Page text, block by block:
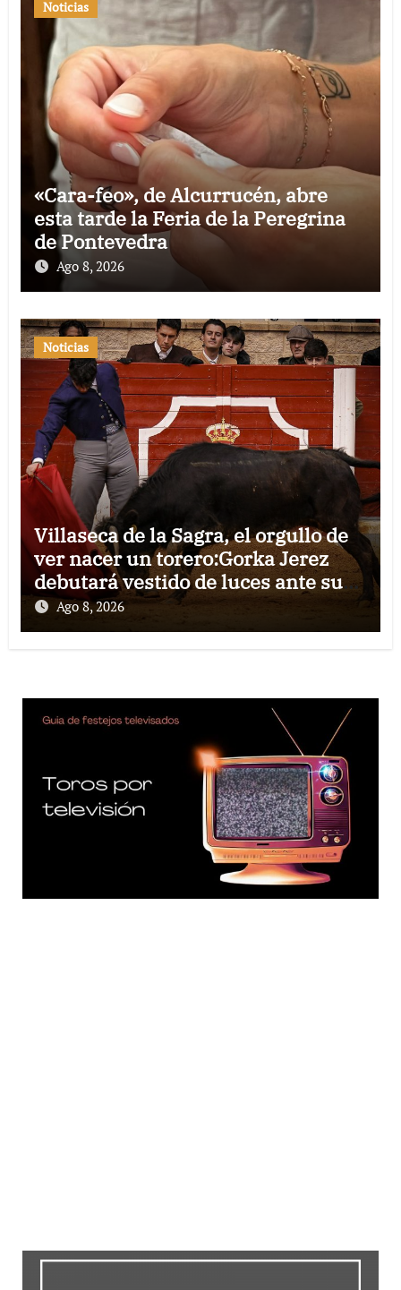
Noticias
«Cara-feo», de Alcurrucén, abre
esta tarde la Feria de la Peregrina
de Pontevedra
Ago 8, 2026
Noticias
Villaseca de la Sagra, el orgullo de
ver nacer un torero:Gorka Jerez
debutará vestido de luces ante su
pueblo
Ago 8, 2026